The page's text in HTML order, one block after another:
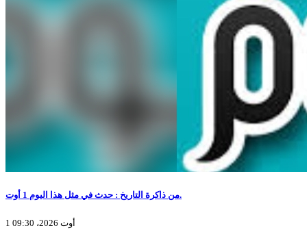
من ذاكرة التاريخ : حدث في مثل هذا اليوم 1 أوت.
1 أوت 2026، 09:30